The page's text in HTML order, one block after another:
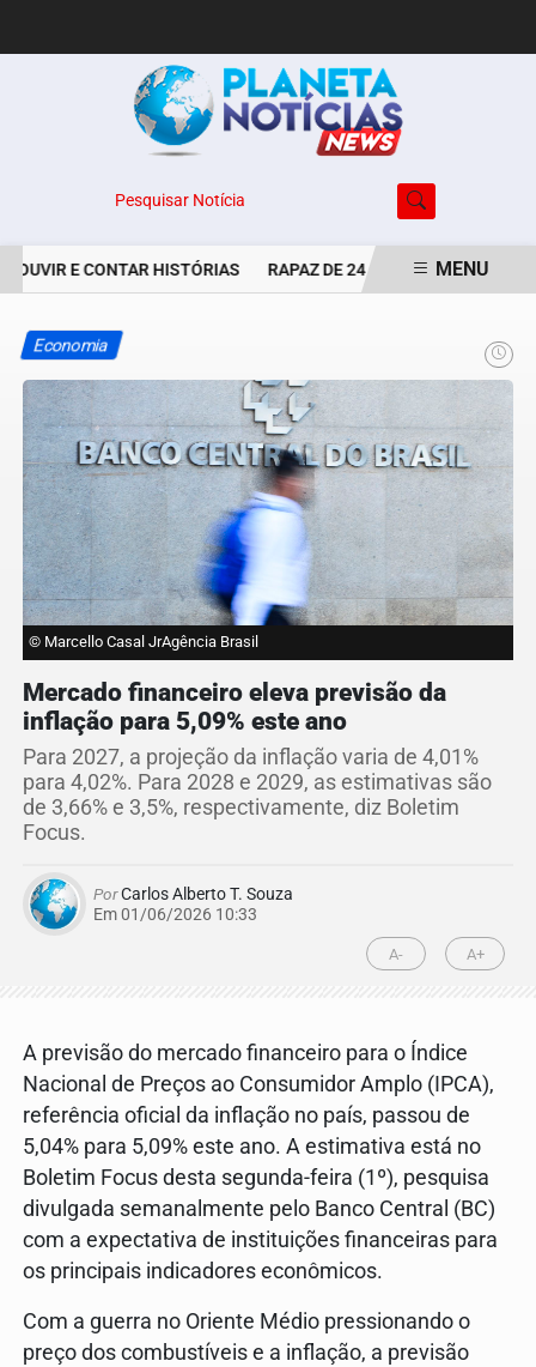
Pesquisar Notícia
E CONTAR HISTÓRIAS RAPAZ DE 24 ANOS É MENU
Economia
© Marcello Casal JrAgência Brasil
Mercado financeiro eleva previsão da
inflação para 5,09% este ano
Para 2027, a projeção da inflação varia de 4,01%
para 4,02%. Para 2028 e 2029, as estimativas são
de 3,66% e 3,5%, respectivamente, diz Boletim
Focus.
PorCarlos Alberto T. Souza
Em 01/06/2026 10:33
A- A+
A previsão do mercado financeiro para o Índice
Nacional de Preços ao Consumidor Amplo (IPCA),
referência oficial da inflação no país, passou de
5,04% para 5,09% este ano. A estimativa está no
Boletim Focus desta segunda-feira (1º), pesquisa
divulgada semanalmente pelo Banco Central (BC)
com a expectativa de instituições financeiras para
os principais indicadores econômicos.
Com a guerra no Oriente Médio pressionando o
preço dos combustíveis e a inflação, a previsão